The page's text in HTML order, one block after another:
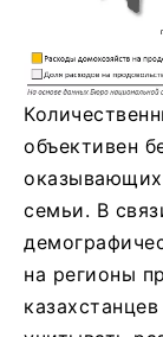
объективен
оказывающих
семьи. В
на регионы